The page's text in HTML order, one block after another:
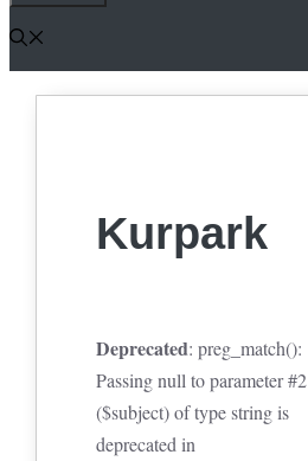
Kurpark
Deprecated: preg_match():
Passing null to parameter #2
($subject) of type string is
deprecated in